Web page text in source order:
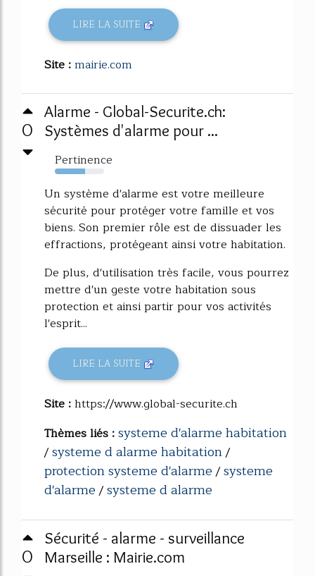
LIRE LA SUITE
Site :mairie.com
0
Alarme - Global-Securite.ch:
Systèmes d'alarme pour ...
Pertinence
61%
Un système d'alarme est votre meilleure
sécurité pour protéger votre famille et vos
biens. Son premier rôle est de dissuader les
effractions, protégeant ainsi votre habitation.
De plus, d'utilisation très facile, vous pourrez
mettre d'un geste votre habitation sous
protection et ainsi partir pour vos activités
l'esprit...
LIRE LA SUITE
Site :https://www.global-securite.ch
Thèmes liés :systeme d'alarme habitation
/systeme d alarme habitation/
protection systeme d'alarme/systeme
d'alarme/systeme d alarme
0
Sécurité - alarme - surveillance
Marseille : Mairie.com